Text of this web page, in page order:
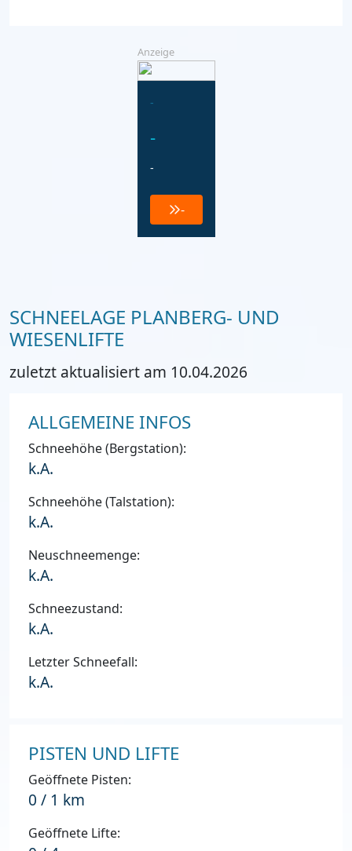
Anzeige
-
-
-
-
SCHNEELAGE PLANBERG- UND
WIESENLIFTE
zuletzt aktualisiert am 10.04.2026
ALLGEMEINE INFOS
Schneehöhe (Bergstation):
k.A.
Schneehöhe (Talstation):
k.A.
Neuschneemenge:
k.A.
Schneezustand:
k.A.
Letzter Schneefall:
k.A.
PISTEN UND LIFTE
Geöffnete Pisten:
0 / 1 km
Geöffnete Lifte: